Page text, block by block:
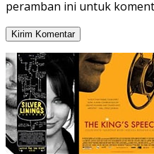
peramban ini untuk